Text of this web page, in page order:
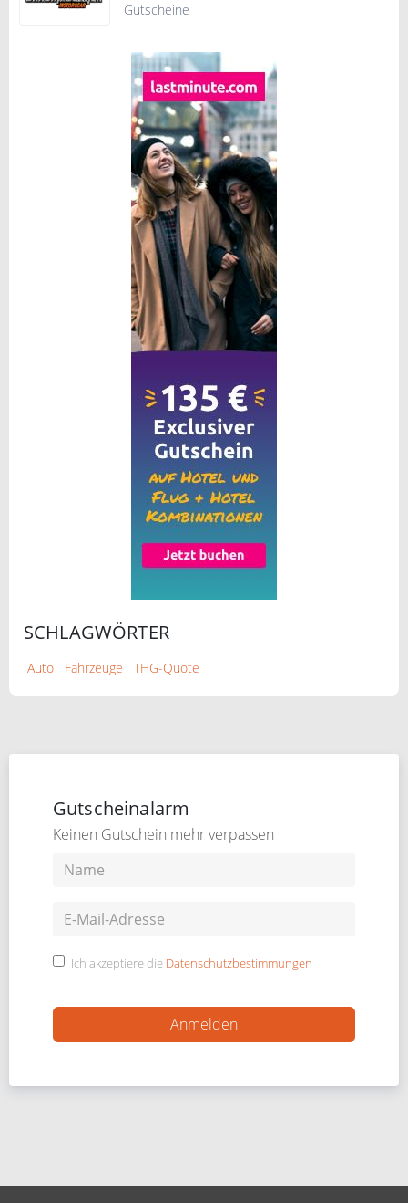
Gutscheine
SCHLAGWÖRTER
Auto Fahrzeuge THG-Quote
Gutscheinalarm
Keinen Gutschein mehr verpassen
Ich akzeptiere die Datenschutzbestimmungen